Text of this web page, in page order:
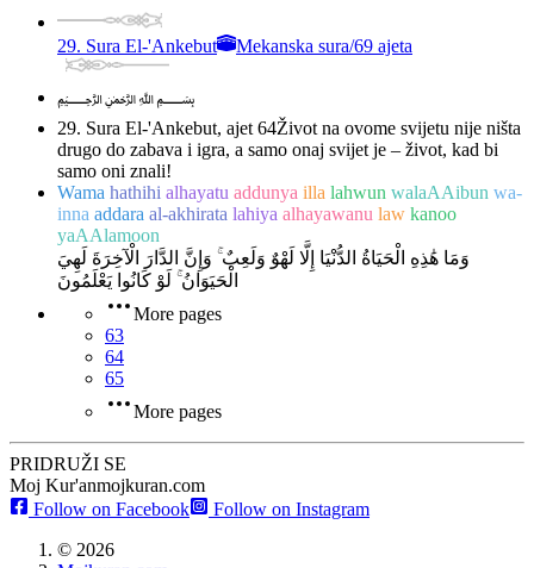
29. Sura El-'Ankebut Mekanska sura/69 ajeta
﷽
29. Sura El-'Ankebut, ajet 64Život na ovome svijetu nije ništa
drugo do zabava i igra, a samo onaj svijet je – život, kad bi
samo oni znali!
Wama hathihi alhayatu addunya illa lahwun walaAAibun wa-
inna addara al-akhirata lahiya alhayawanu law kanoo
yaAAlamoon
وَمَا هَٰذِهِ الْحَيَاةُ الدُّنْيَا إِلَّا لَهْوٌ وَلَعِبٌ ۚ وَإِنَّ الدَّارَ الْآخِرَةَ لَهِيَ
الْحَيَوَانُ ۚ لَوْ كَانُوا يَعْلَمُونَ
More pages
63
64
65
More pages
PRIDRUŽI SE
Moj Kur'anmojkuran.com
Follow on Facebook
Follow on Instagram
© 2026